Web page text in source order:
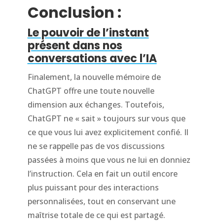
Conclusion :
Le pouvoir de l’instant
présent dans nos
conversations avec l’IA
Finalement, la nouvelle mémoire de
ChatGPT offre une toute nouvelle
dimension aux échanges. Toutefois,
ChatGPT ne « sait » toujours sur vous que
ce que vous lui avez explicitement confié. Il
ne se rappelle pas de vos discussions
passées à moins que vous ne lui en donniez
l’instruction. Cela en fait un outil encore
plus puissant pour des interactions
personnalisées, tout en conservant une
maîtrise totale de ce qui est partagé.